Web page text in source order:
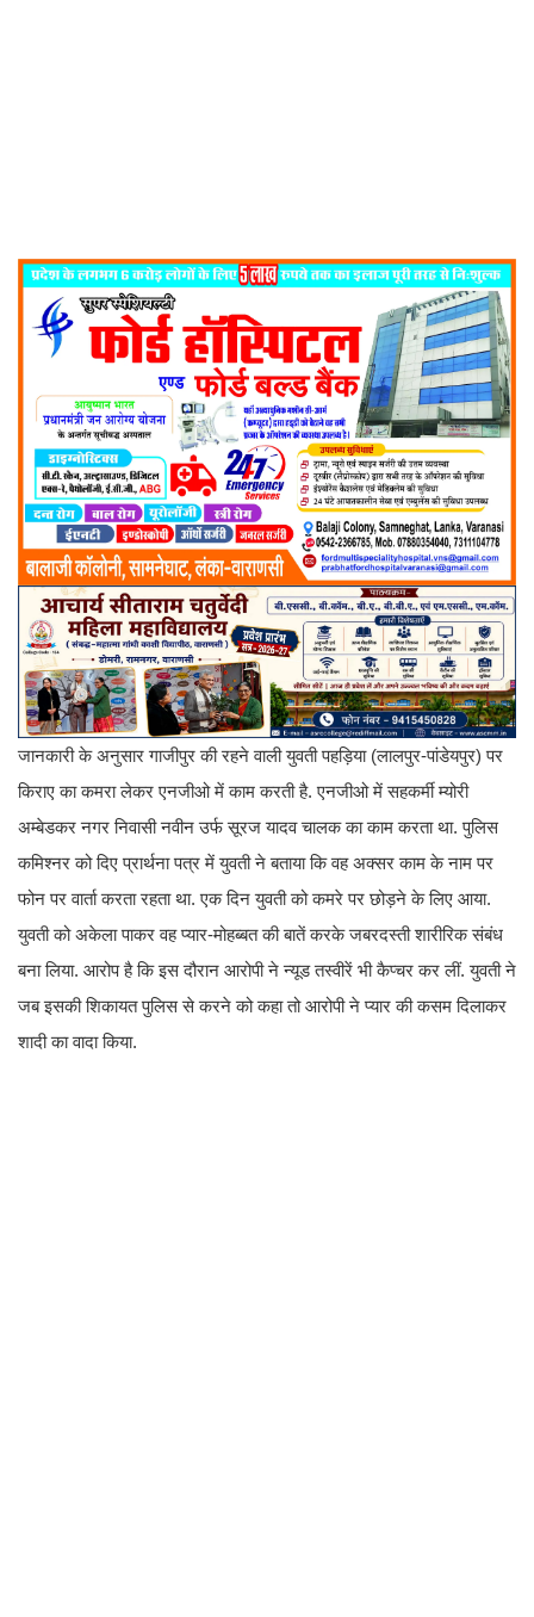
जानकारी के अनुसार गाजीपुर की रहने वाली युवती पहड़िया (लालपुर-पांडेयपुर) पर
किराए का कमरा लेकर एनजीओ में काम करती है. एनजीओ में सहकर्मी म्योरी
अम्बेडकर नगर निवासी नवीन उर्फ सूरज यादव चालक का काम करता था. पुलिस
कमिश्नर को दिए प्रार्थना पत्र में युवती ने बताया कि वह अक्सर काम के नाम पर
फोन पर वार्ता करता रहता था. एक दिन युवती को कमरे पर छोड़ने के लिए आया.
युवती को अकेला पाकर वह प्यार-मोहब्बत की बातें करके जबरदस्ती शारीरिक संबंध
बना लिया. आरोप है कि इस दौरान आरोपी ने न्यूड तस्वीरें भी कैप्चर कर लीं. युवती ने
जब इसकी शिकायत पुलिस से करने को कहा तो आरोपी ने प्यार की कसम दिलाकर
शादी का वादा किया.